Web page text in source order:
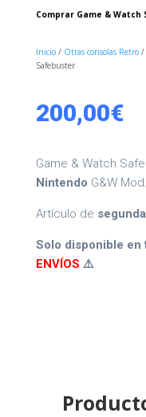
Comprar Game &
Inicio/ Otras consolas Retro/
Safebuster
200,00€
Game & Watch
Nintendo G&W
Artículo de
Solo disponible en
ENVÍOS ⚠️